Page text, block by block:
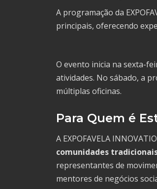
A programação da
principais, oferecendo
O evento inicia na sexta-
atividades. No sábado, a
múltiplas oficinas.
Para Quem é
A EXPOFAVELA
comunidades
representantes de
mentores de negócios